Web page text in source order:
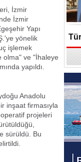
İzmir
İzmir
Yapı
yönelik
işlemek
olma" ve "İhaleye
yapıldı.
Anadolu
inşaat firmasıyla
projeleri
sürüldü. Bu